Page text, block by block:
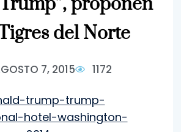
del Norte
7, 2015 1172